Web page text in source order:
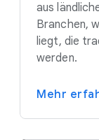
aus
Branchen,
liegt, die
werden.
Mehr